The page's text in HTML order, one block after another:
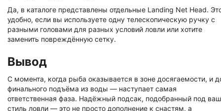
Да, в каталоге представлены отдельные Landing Net Head.
удобно, если вы используете одну телескопическую ручку с
разными головами для разных условий ловли или хотите
заменить повреждённую сетку.
Вывод
С момента, когда рыба оказывается в зоне досягаемости, и
финального подъёма из воды — наступает самая
ответственная фаза. Надёжный подсак, подобранный под ваш
стиль ловли — это не просто дополнение к снастям, а